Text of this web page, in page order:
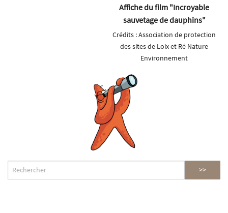
Affiche du film "Incroyable
sauvetage de dauphins"
Crédits :Association de protection
des sites de Loix et Ré Nature
Environnement